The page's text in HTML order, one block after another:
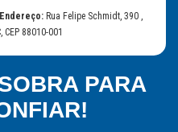
Endereço: Rua Felipe Schmidt, 390 ,
CEP 88010-001
PARA